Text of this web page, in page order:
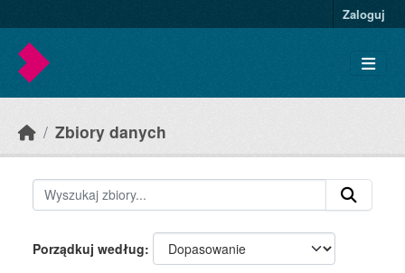
Zaloguj
Zbiory danych
Porządkuj według